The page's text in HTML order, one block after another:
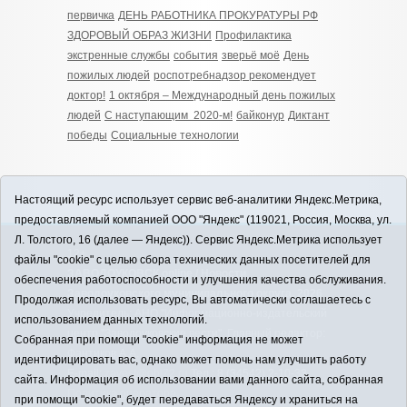
первичка ДЕНЬ РАБОТНИКА ПРОКУРАТУРЫ РФ
ЗДОРОВЫЙ ОБРАЗ ЖИЗНИ Профилактика
экстренные службы события зверьё моё День
пожилых людей роспотребнадзор рекомендует
доктор! 1 октября – Международный день пожилых
людей С наступающим 2020-м! байконур Диктант
победы Социальные технологии
12+
ЗАВОДОУКОВСК online / Новости
Заводоуковского муниципального округа, 2026
Учредитель: АНО "Информационно-издательский
центр "Заводоуковские вести". Главный редактор:
E-mail:
zavest@obl72.ru
Тел.: 8 (34542) 2-10-33
Политика оператора
Настоящий ресурс использует сервис веб-аналитики Яндекс.Метрика,
предоставляемый компанией ООО "Яндекс" (119021, Россия, Москва, ул.
Л. Толстого, 16 (далее — Яндекс)). Сервис Яндекс.Метрика использует
файлы "cookie" с целью сбора технических данных посетителей для
обеспечения работоспособности и улучшения качества обслуживания.
Продолжая использовать ресурс, Вы автоматически соглашаетесь с
использованием данных технологий.
Собранная при помощи "cookie" информация не может
идентифицировать вас, однако может помочь нам улучшить работу
сайта. Информация об использовании вами данного сайта, собранная
при помощи "cookie", будет передаваться Яндексу и храниться на